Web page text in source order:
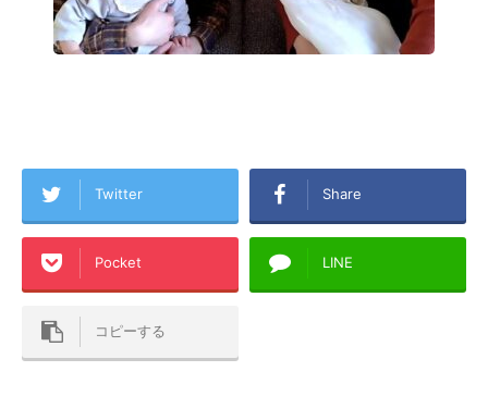
Twitter Share
Pocket LINE
コピーする